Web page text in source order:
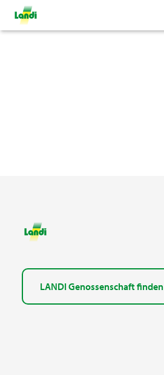
LANDI Genossenschaft finden